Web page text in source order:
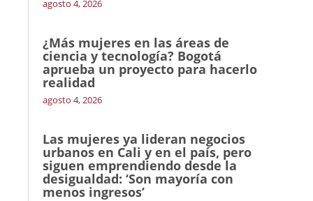
agosto 4, 2026
¿Más mujeres en las áreas de
ciencia y tecnología? Bogotá
aprueba un proyecto para hacerlo
realidad
agosto 4, 2026
Las mujeres ya lideran negocios
urbanos en Cali y en el país, pero
siguen emprendiendo desde la
desigualdad: ‘Son mayoría con
menos ingresos’